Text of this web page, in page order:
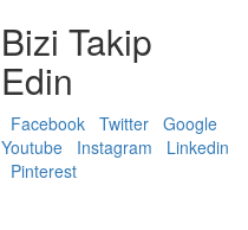
Bizi Takip
Edin
Facebook Twitter Google
Youtube
Instagram
Linkedin
Pinterest